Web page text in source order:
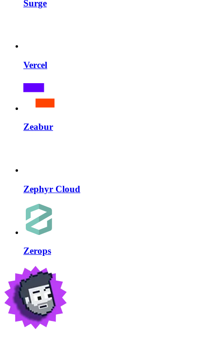
Surge
Vercel
Zeabur
Zephyr Cloud
Zerops